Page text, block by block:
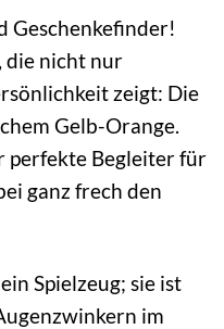
Geschenkefinder!
die nicht nur
zeigt: Die
Gelb-Orange.
perfekte Begleiter für
ganz frech den
Spielzeug; sie ist
im